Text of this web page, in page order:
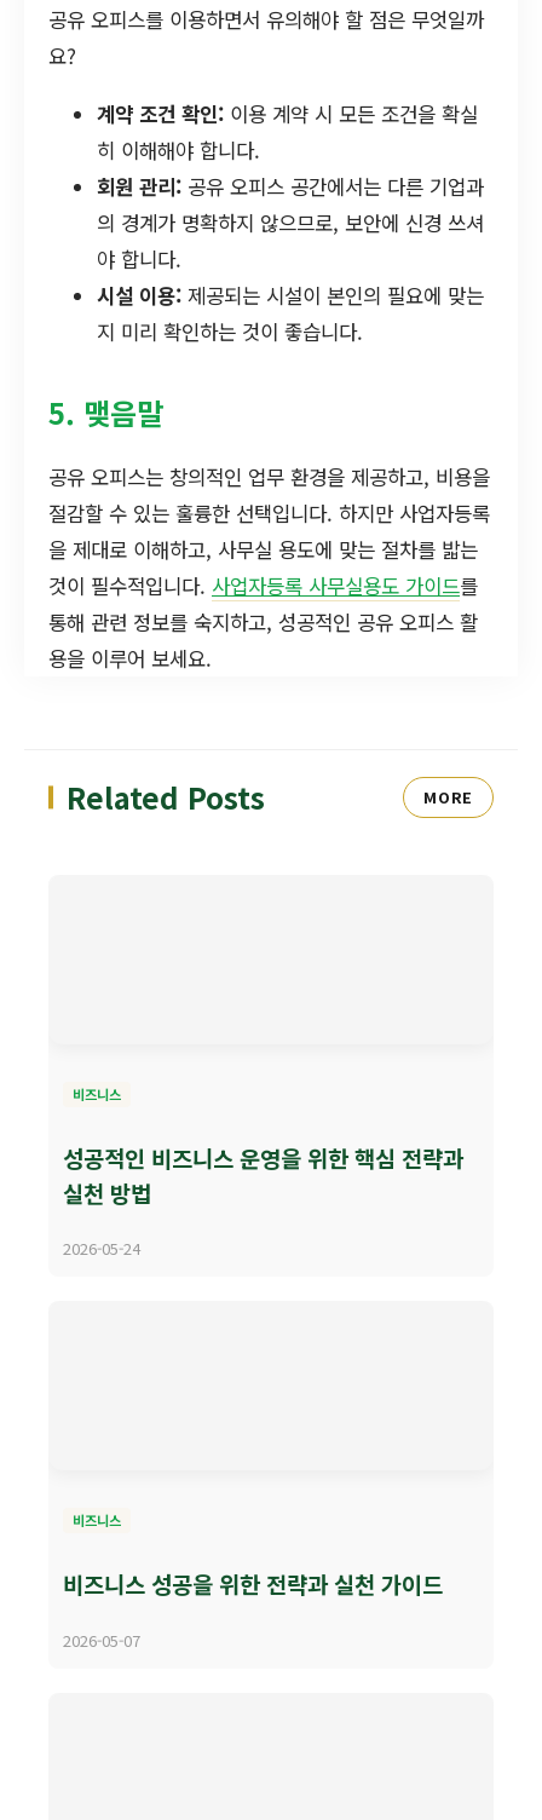
공유 오피스를 이용하면서 유의해야 할 점은 무엇일까
요?
계약 조건 확인: 이용 계약 시 모든 조건을 확실
히 이해해야 합니다.
회원 관리: 공유 오피스 공간에서는 다른 기업과
의 경계가 명확하지 않으므로, 보안에 신경 쓰셔
야 합니다.
시설 이용: 제공되는 시설이 본인의 필요에 맞는
지 미리 확인하는 것이 좋습니다.
5. 맺음말
공유 오피스는 창의적인 업무 환경을 제공하고, 비용을
절감할 수 있는 훌륭한 선택입니다. 하지만 사업자등록
을 제대로 이해하고, 사무실 용도에 맞는 절차를 밟는
것이 필수적입니다. 사업자등록 사무실용도 가이드를
통해 관련 정보를 숙지하고, 성공적인 공유 오피스 활
용을 이루어 보세요.
Related Posts MORE
비즈니스
성공적인 비즈니스 운영을 위한 핵심 전략과
실천 방법
2026-05-24
비즈니스
비즈니스 성공을 위한 전략과 실천 가이드
2026-05-07